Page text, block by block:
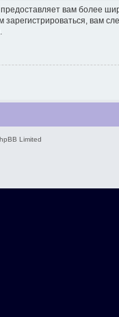
вам более
вам
Limited